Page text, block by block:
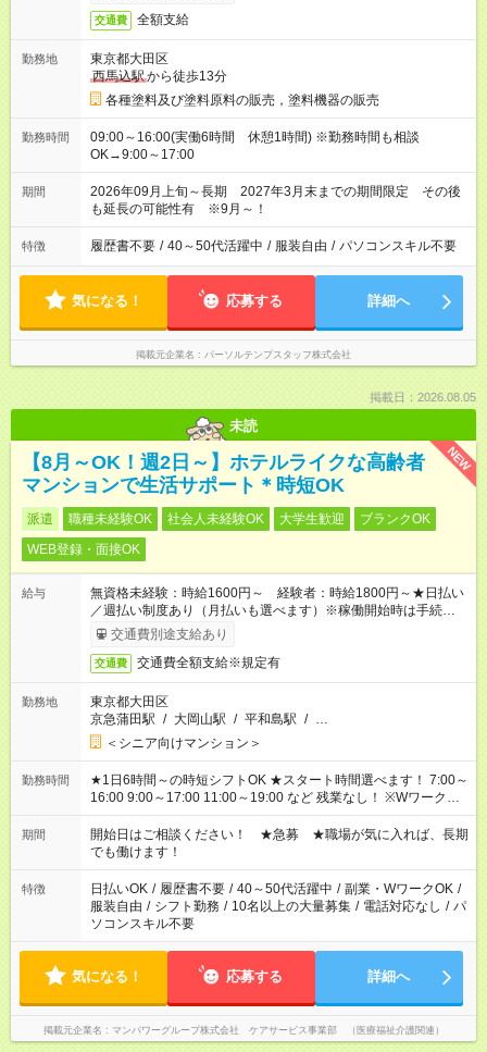
交通費 全額支給
勤務地
東京都大田区
西馬込駅から徒歩13分
各種塗料及び塗料原料の販売，塗料機器の販売
勤務時間
09:00～16:00(実働6時間 休憩1時間) ※勤務時間も相談
OK→9:00～17:00
期間
2026年09月上旬～長期 2027年3月末までの期間限定 その後
も延長の可能性有 ※9月～！
特徴 履歴書不要 / 40～50代活躍中 / 服装自由 / パソコンスキル不要
気になる！ 応募する 詳細へ
掲載元企業名 パーソルテンプスタッフ株式会社
掲載日：2026.08.05
未読
NEW
【8月～OK！週2日～】ホテルライクな高齢者
マンションで生活サポート＊時短OK
派遣 職種未経験OK 社会人未経験OK 大学生歓迎
ブランクOK
WEB登録・面接OK
給与
無資格未経験：時給1600円～ 経験者：時給1800円～★日払い
／週払い制度あり（月払いも選べます）※稼働開始時は手続き完
了次第のお支払いとなります。
交通費別途支給あり
交通費 交通費全額支給※規定有
勤務地
東京都大田区
京急蒲田駅 / 大岡山駅 / 平和島駅 / …
＜シニア向けマンション＞
勤務時間
★1日6時間～の時短シフトOK ★スタート時間選べます！ 7:00～
16:00 9:00～17:00 11:00～19:00 など 残業なし！ ※Wワークの
場合、他のお仕事と合わせ週40時間超の就業はご案内できませ
ん ※法令に基づき、週20時間以上勤務は社会保険への加入対象
となります ※労働者派遣法（日雇い派遣の原則禁止）により、
短時間・短期間の就業はご案内が難しい場合があります
期間
開始日はご相談ください！ ★急募 ★職場が気に入れば、長期
でも働けます！
特徴 日払いOK / 履歴書不要 / 40～50代活躍中 / 副業・WワークOK /
服装自由 / シフト勤務 / 10名以上の大量募集 / 電話対応なし / パ
ソコンスキル不要
気になる！ 応募する 詳細へ
掲載元企業名 マンパワーグループ株式会社 ケアサービス事業部 （医療福祉介護関連）